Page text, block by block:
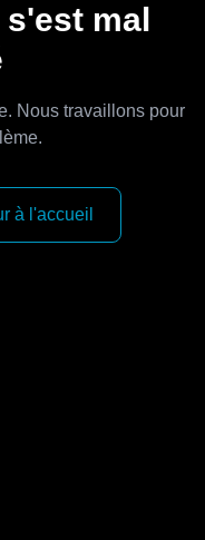
s'est mal
Nous travaillons pour
à l'accueil